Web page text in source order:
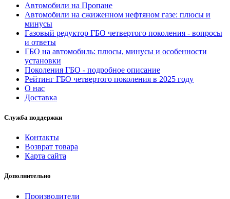
Автомобили на Пропане
Автомобили на сжиженном нефтяном газе: плюсы и
минусы
Газовый редуктор ГБО четвертого поколения - вопросы
и ответы
ГБО на автомобиль: плюсы, минусы и особенности
установки
Поколения ГБО - подробное описание
Рейтинг ГБО четвертого поколения в 2025 году
О нас
Доставка
Служба поддержки
Контакты
Возврат товара
Карта сайта
Дополнительно
Производители